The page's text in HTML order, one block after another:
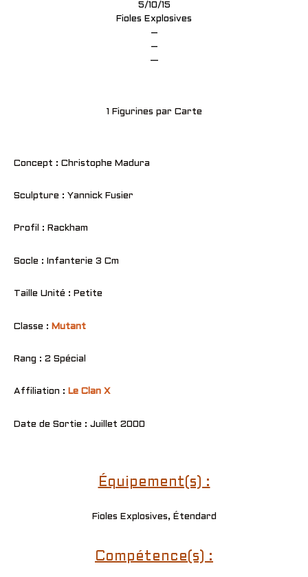
5/10/15
Fioles Explosives
–
–
—
1 Figurines par Carte
Concept : Christophe Madura
Sculpture : Yannick Fusier
Profil : Rackham
Socle : Infanterie 3 Cm
Taille Unité : Petite
Classe : Mutant
Rang : 2 Spécial
Affiliation : Le Clan X
Date de Sortie : Juillet 2000
Équipement(s) :
Fioles Explosives, Étendard
Compétence(s) :